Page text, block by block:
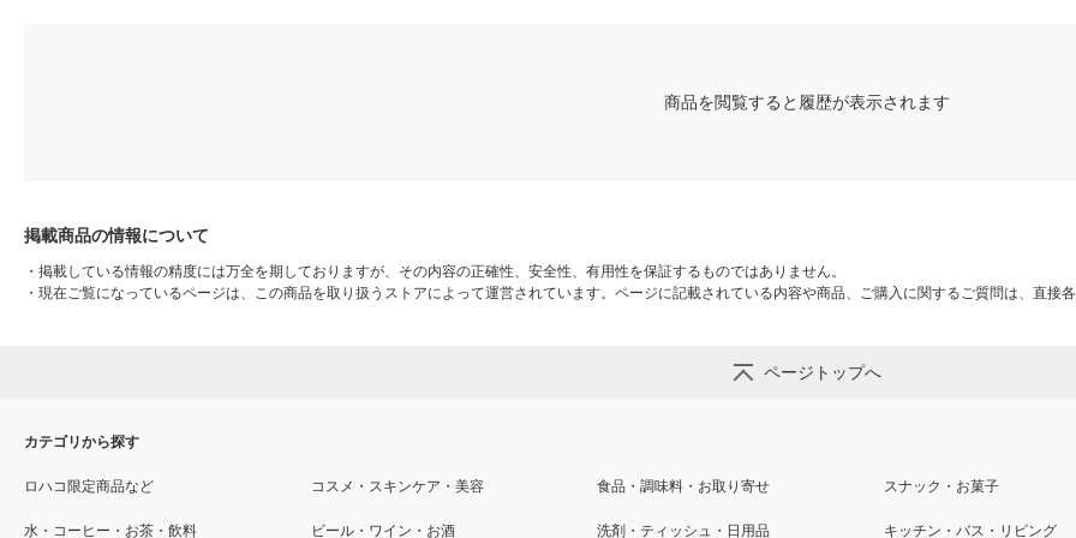
商品を閲覧すると履歴が表示されます
掲載商品の情報について
・ 掲載している情報の精度には万全を期しておりますが、その内容の正確性、安全性、有用性を保証するものではありません。
・ 現在ご覧になっているページは、この商品を取り扱うストアによって運営されています。ページに記載されている内容や商品、ご購入に関するご質問は、直接
ページトップへ
カテゴリから探す
ロハコ限定商品など コスメ・スキンケア・美容 食品・調味料・お取り寄せ スナック・お菓子
水・コーヒー・お茶・飲料 ビール・ワイン・お酒 洗剤・ティッシュ・日用品 キッチン・バス・リビング